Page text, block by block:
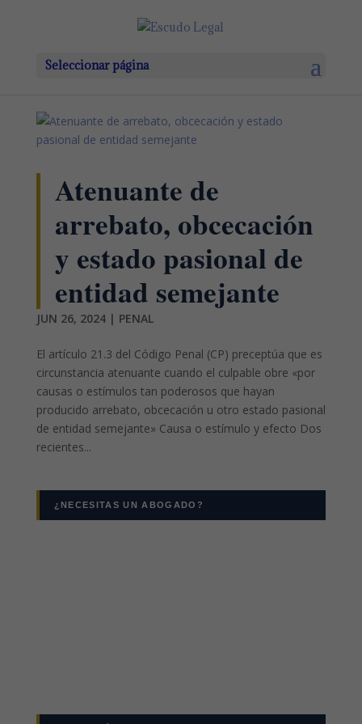
Seleccionar página
Atenuante de
arrebato, obcecación
y estado pasional de
entidad semejante
JUN 26, 2024| PENAL
El artículo 21.3 del Código Penal (CP) preceptúa que es
circunstancia atenuante cuando el culpable obre «por
causas o estímulos tan poderosos que hayan
producido arrebato, obcecación u otro estado pasional
de entidad semejante» Causa o estímulo y efecto Dos
recientes...
¿NECESITAS UN ABOGADO?